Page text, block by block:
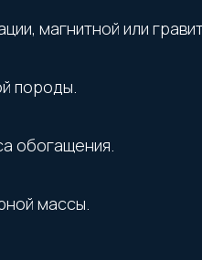
магнитной или
породы.
обогащения.
массы.